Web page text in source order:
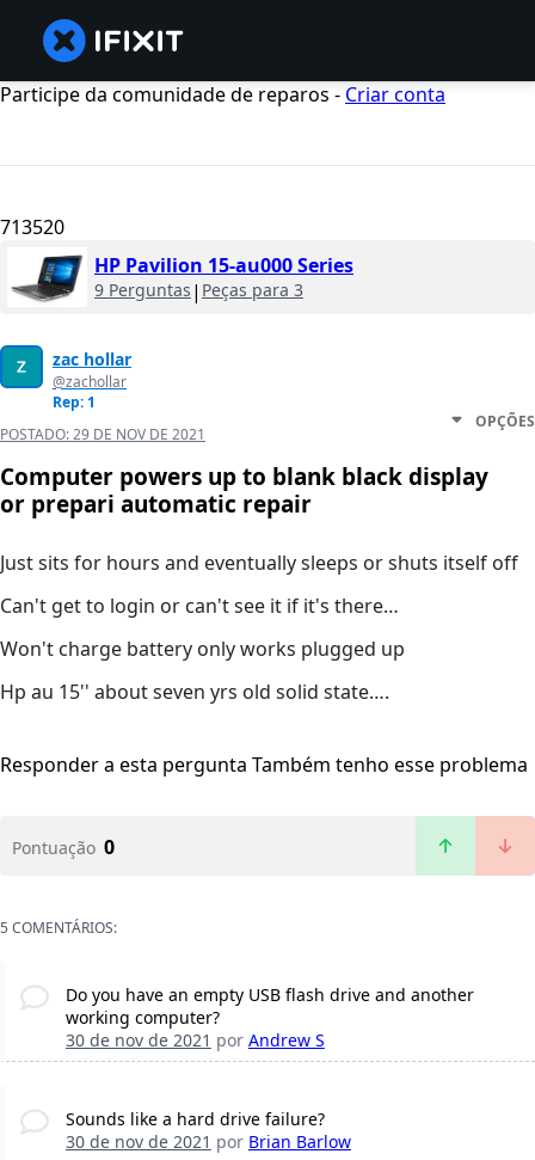
Participe da comunidade de reparos - Criar conta
713520
HP Pavilion 15-au000 Series
9 Perguntas | Peças para 3
zac hollar
@zachollar
Rep: 1
POSTADO:29 DE NOV DE 2021
OPÇÕES
Computer powers up to blank black display
or prepari automatic repair
Just sits for hours and eventually sleeps or shuts itself off
Can't get to login or can't see it if it's there…
Won't charge battery only works plugged up
Hp au 15'' about seven yrs old solid state….
Responder a esta pergunta Também tenho esse problema
Pontuação 0
5 COMENTÁRIOS:
Do you have an empty USB flash drive and another
working computer?
30 de nov de 2021 por Andrew S
Sounds like a hard drive failure?
30 de nov de 2021 por Brian Barlow